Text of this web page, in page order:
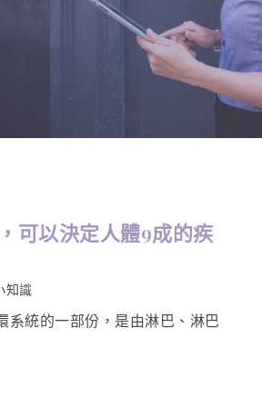
可以決定人體9成的疾
知識
系統的一部份，是由淋巴、淋巴